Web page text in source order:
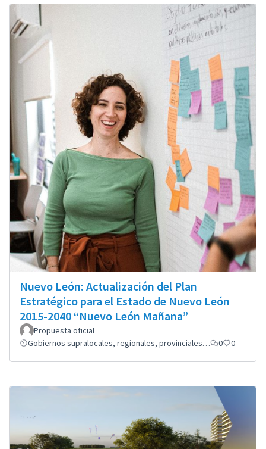
Nuevo León: Actualización del Plan
Estratégico para el Estado de Nuevo León
2015-2040 “Nuevo León Mañana”
Propuesta oficial
Gobiernos supralocales, regionales, provinciales…
0 0